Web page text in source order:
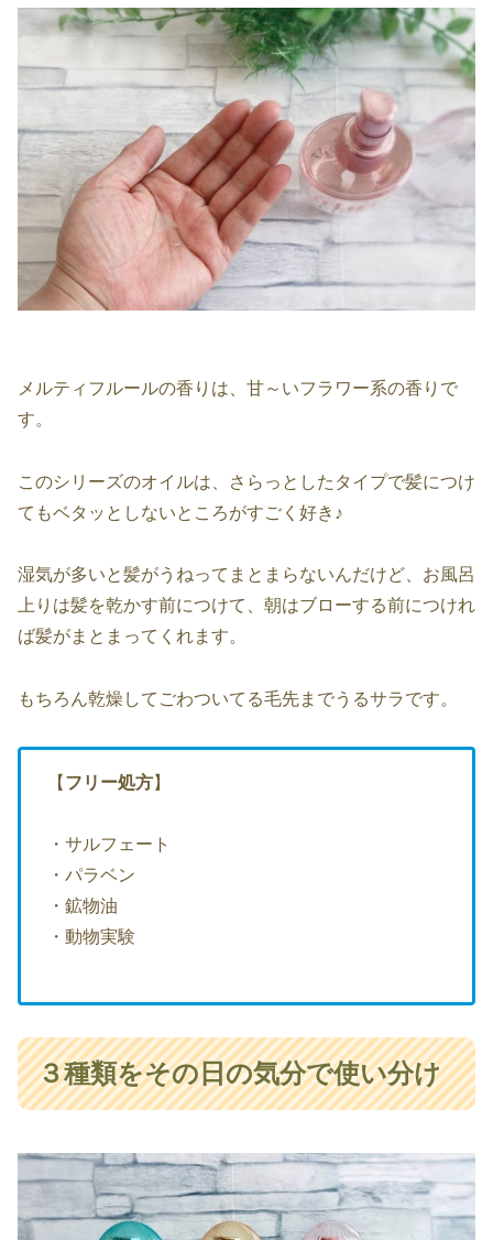
メルティフルールの香りは、甘～いフラワー系の香りで
す。
このシリーズのオイルは、さらっとしたタイプで髪につけ
てもベタッとしないところがすごく好き♪
湿気が多いと髪がうねってまとまらないんだけど、お風呂
上りは髪を乾かす前につけて、朝はブローする前につけれ
ば髪がまとまってくれます。
もちろん乾燥してごわついてる毛先までうるサラです。
【 フリー処方】
・サルフェート
・パラベン
・鉱物油
・動物実験
３種類をその日の気分で使い分け